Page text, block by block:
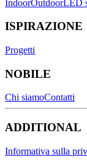
IndoorOutdoorLED
ISPIRAZIONE
Progetti
NOBILE
Chi siamoContatti
ADDITIONAL
Informativa sulla